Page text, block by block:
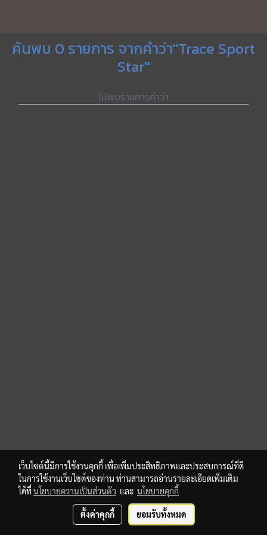
ค้นพบ 0 รายการ จากคำว่า"Trace Sport
Star"
ไม่พบรายการคำว่า
เว็บไซต์นี้มีการใช้งานคุกกี้ เพื่อเพิ่มประสิทธิภาพและประสบการณ์ที่ดี
ในการใช้งานเว็บไซต์ของท่าน ท่านสามารถอ่านรายละเอียดเพิ่มเติม
ได้ที่นโยบายความเป็นส่วนตัว และ นโยบายคุกกี้
ตั้งค่าคุกกี้ ยอมรับทั้งหมด